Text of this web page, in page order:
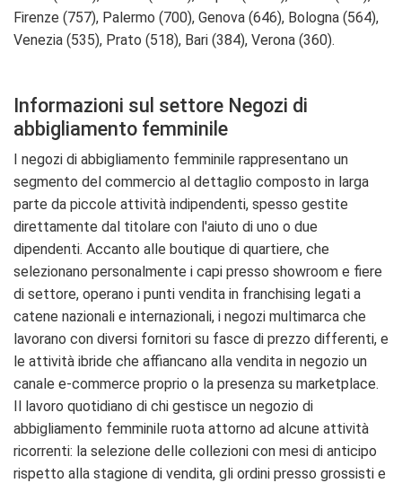
Firenze (757), Palermo (700), Genova (646), Bologna (564),
Venezia (535), Prato (518), Bari (384), Verona (360).
Informazioni sul settore Negozi di
abbigliamento femminile
I negozi di abbigliamento femminile rappresentano un
segmento del commercio al dettaglio composto in larga
parte da piccole attività indipendenti, spesso gestite
direttamente dal titolare con l'aiuto di uno o due
dipendenti. Accanto alle boutique di quartiere, che
selezionano personalmente i capi presso showroom e fiere
di settore, operano i punti vendita in franchising legati a
catene nazionali e internazionali, i negozi multimarca che
lavorano con diversi fornitori su fasce di prezzo differenti, e
le attività ibride che affiancano alla vendita in negozio un
canale e-commerce proprio o la presenza su marketplace.
Il lavoro quotidiano di chi gestisce un negozio di
abbigliamento femminile ruota attorno ad alcune attività
ricorrenti: la selezione delle collezioni con mesi di anticipo
rispetto alla stagione di vendita, gli ordini presso grossisti e